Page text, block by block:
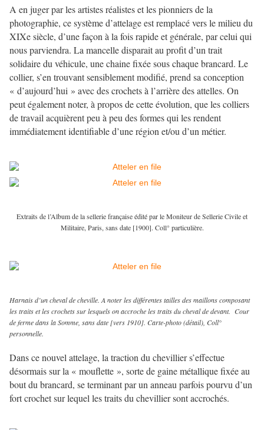
A en juger par les artistes réalistes et les pionniers de la
photographie, ce système d’attelage est remplacé vers le milieu du
XIXe siècle, d’une façon à la fois rapide et générale, par celui qui
nous parviendra. La mancelle disparait au profit d’un trait
solidaire du véhicule, une chaine fixée sous chaque brancard. Le
collier, s’en trouvant sensiblement modifié, prend sa conception
« d’aujourd’hui » avec des crochets à l’arrière des attelles. On
peut également noter, à propos de cette évolution, que les colliers
de travail acquièrent peu à peu des formes qui les rendent
immédiatement identifiable d’une région et/ou d’un métier.
Extraits de l’Album de la sellerie française édité par le Moniteur de Sellerie Civile et
Militaire, Paris, sans date [1900]. Coll° particulière.
Harnais d’un cheval de cheville. A noter les différentes tailles des maillons composant
les traits et les crochets sur lesquels on accroche les traits du cheval de devant. Cour
de ferme dans la Somme, sans date [vers 1910]. Carte-photo (détail), Coll°
personnelle.
Dans ce nouvel attelage, la traction du chevillier s’effectue
désormais sur la « mouflette », sorte de gaine métallique fixée au
bout du brancard, se terminant par un anneau parfois pourvu d’un
fort crochet sur lequel les traits du chevillier sont accrochés.